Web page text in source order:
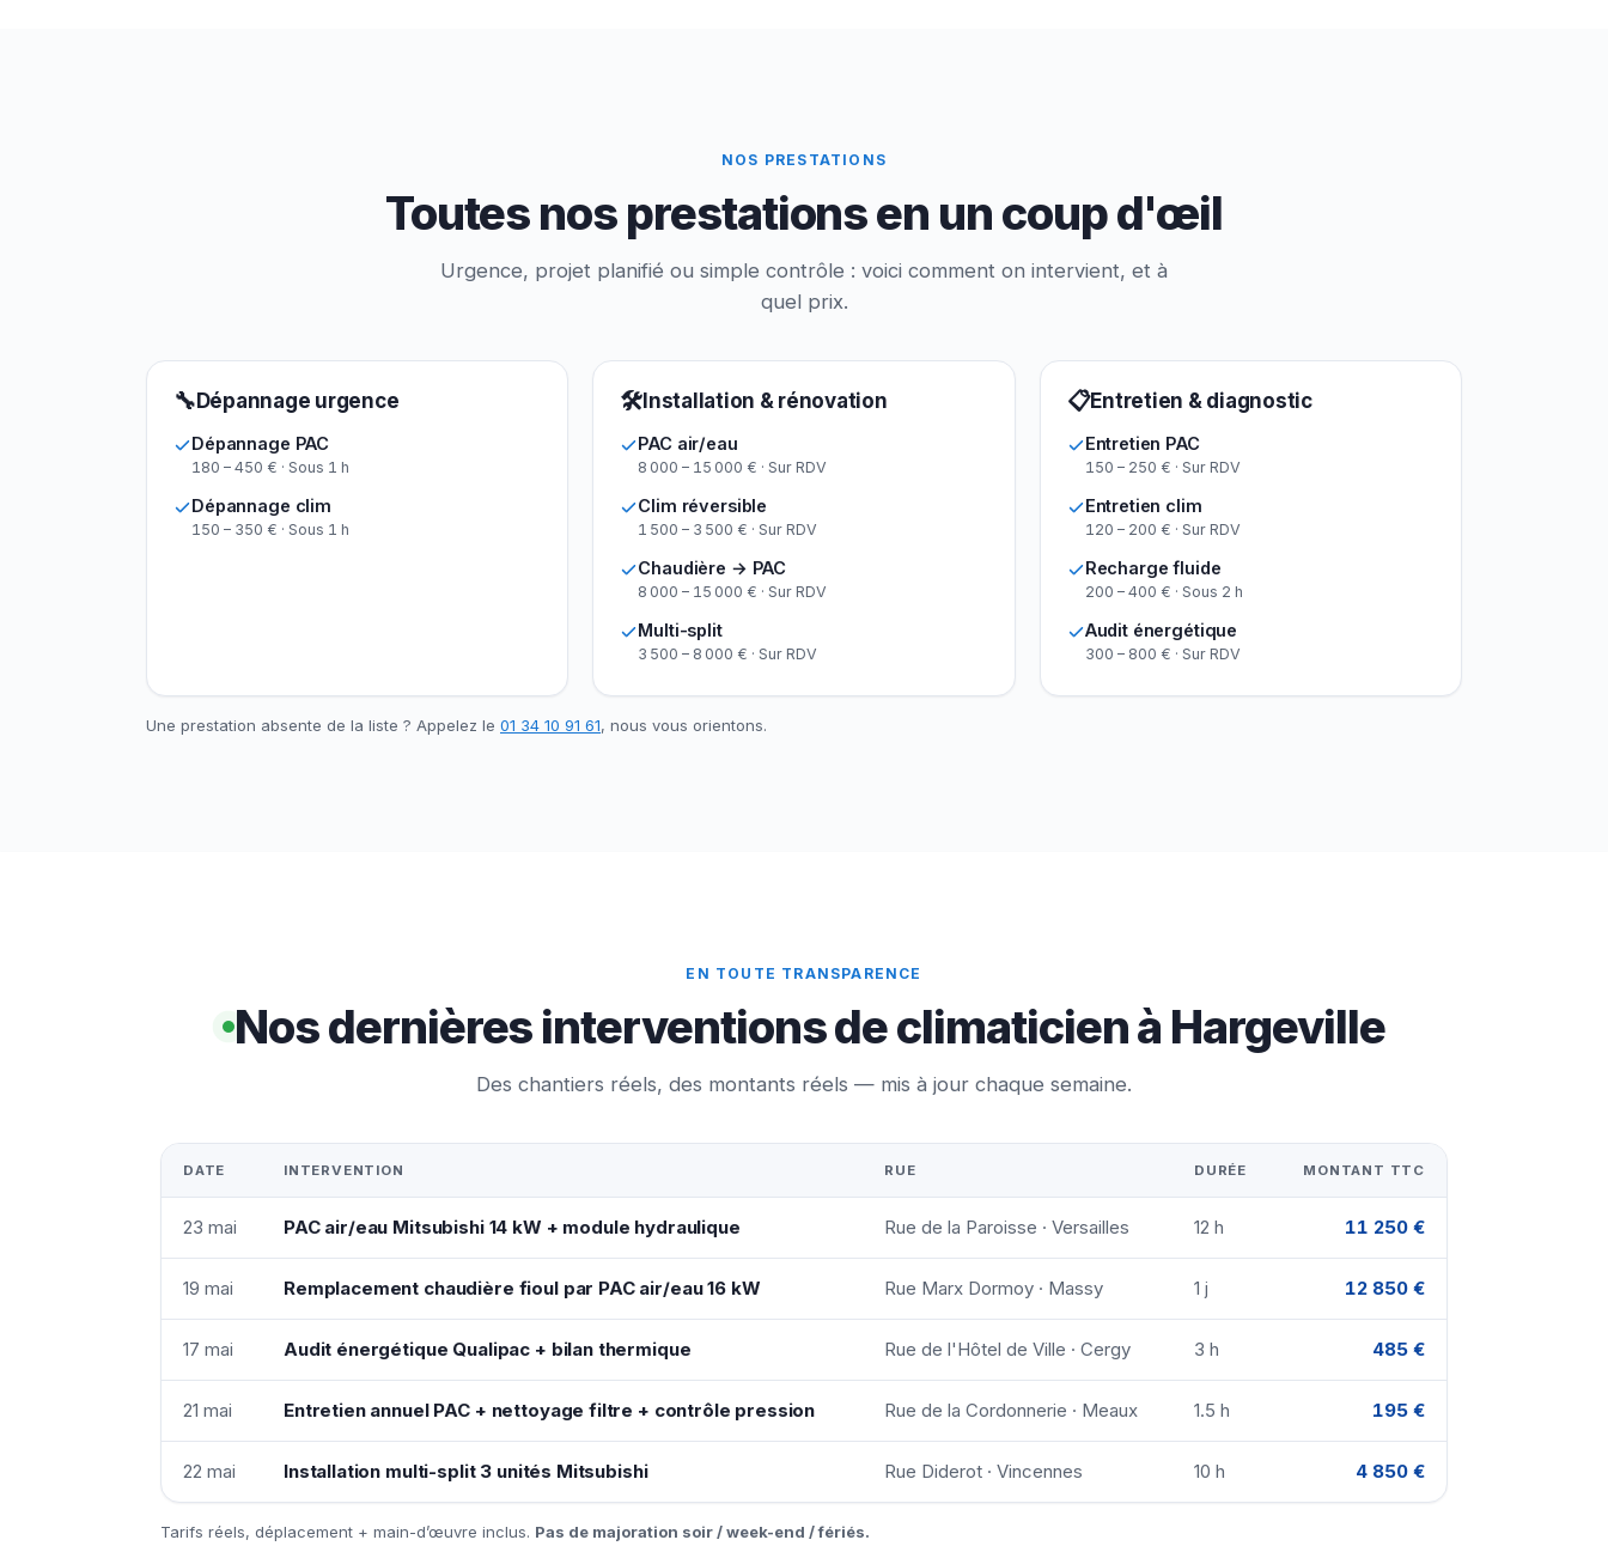
NOS PRESTATIONS
Toutes nos prestations en un coup d'œil
Urgence, projet planifié ou simple contrôle : voici comment on intervient, et à
quel prix.
🔧 Dépannage urgence
Dépannage PAC
180 – 450 € · Sous 1 h
Dépannage clim
150 – 350 € · Sous 1 h
🛠 Installation & rénovation
PAC air/eau
8 000 – 15 000 € · Sur RDV
Clim réversible
1 500 – 3 500 € · Sur RDV
Chaudière → PAC
8 000 – 15 000 € · Sur RDV
Multi-split
3 500 – 8 000 € · Sur RDV
📋Entretien & diagnostic
Entretien PAC
150 – 250 € · Sur RDV
Entretien clim
120 – 200 € · Sur RDV
Recharge fluide
200 – 400 € · Sous 2 h
Audit énergétique
300 – 800 € · Sur RDV
Une prestation absente de la liste ? Appelez le 01 34 10 91 61, nous vous orientons.
EN TOUTE TRANSPARENCE
Nos dernières interventions de climaticien à Hargeville
Des chantiers réels, des montants réels — mis à jour chaque semaine.
DATE INTERVENTION RUE DURÉE MONTANT TTC
23 mai PAC air/eau Mitsubishi 14 kW + module hydraulique Rue de la Paroisse · Versailles 12 h 11 250 €
19 mai Remplacement chaudière fioul par PAC air/eau 16 kW Rue Marx Dormoy · Massy 1 j 12 850 €
17 mai Audit énergétique Qualipac + bilan thermique Rue de l'Hôtel de Ville · Cergy 3 h 485 €
21 mai Entretien annuel PAC + nettoyage filtre + contrôle pression Rue de la Cordonnerie · Meaux 1.5 h 195 €
22 mai Installation multi-split 3 unités Mitsubishi Rue Diderot · Vincennes 10 h 4 850 €
Tarifs réels, déplacement + main-d’œuvre inclus. Pas de majoration soir / week-end / fériés.